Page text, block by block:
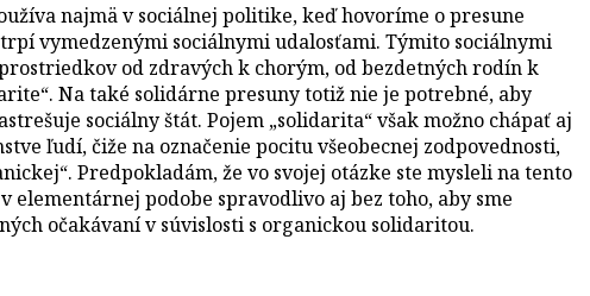
najmä v sociálnej politike, keď hovoríme o presune
vymedzenými sociálnymi udalosťami. Týmito sociálnymi
od zdravých k chorým, od bezdetných rodín k
Na také solidárne presuny totiž nie je potrebné, aby
sociálny štát. Pojem „solidarita“ však možno chápať aj
ľudí, čiže na označenie pocitu všeobecnej zodpovednosti,
Predpokladám, že vo svojej otázke ste mysleli na tento
elementárnej podobe spravodlivo aj bez toho, aby sme
očakávaní v súvislosti s organickou solidaritou.